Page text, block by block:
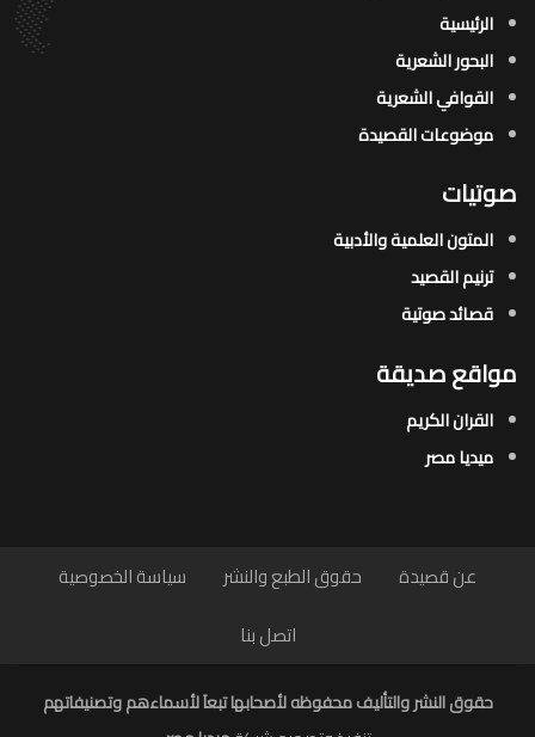
الرئيسية
البحور الشعرية​
القوافي الشعرية​
موضوعات القصيدة​
صوتيات
المتون العلمية والأدبية
ترنيم القصيد
قصائد صوتية
مواقع صديقة
القران الكريم
ميديا مصر
عن قصيدة حقوق الطبع والنشر
سياسة الخصوصية
اتصل بنا
حقوق النشر والتأليف محفوظه لأصحابها تبعاَ لأسماءهم وتصنيفاتهم